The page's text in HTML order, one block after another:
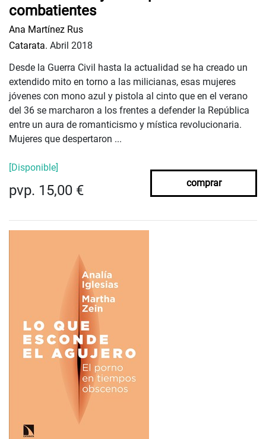
combatientes
Ana Martínez Rus
Catarata. Abril 2018
Desde la Guerra Civil hasta la actualidad se ha creado un
extendido mito en torno a las milicianas, esas mujeres
jóvenes con mono azul y pistola al cinto que en el verano
del 36 se marcharon a los frentes a defender la República
entre un aura de romanticismo y mística revolucionaria.
Mujeres que despertaron ...
[Disponible]
pvp. 15,00 € comprar